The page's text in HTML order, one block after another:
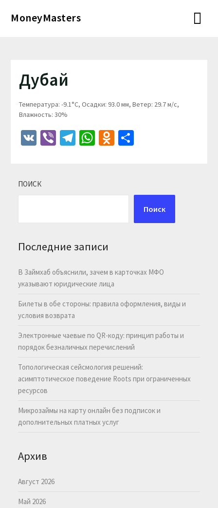
MoneyMasters
Дубай
Температура: -9.1°C, Осадки: 93.0 мм, Ветер: 29.7 м/с,
Влажность: 30%
VKViberTelegram
WhatsApp
Odnoklassniki
Отправить
ПОИСК
Поиск
Последние записи
В Займхаб объяснили, зачем в карточках МФО
указывают юридические лица
Билеты в обе стороны: правила оформления, виды и
условия возврата
Электронные чаевые по QR-коду: принцип работы и
порядок безналичных перечислений
Топологическая сейсмология решений:
асимптотическое поведение Roots при ограниченных
ресурсов
Микрозаймы на карту онлайн без подписок и
дополнительных платных услуг
Архив
Август 2026
Май 2026